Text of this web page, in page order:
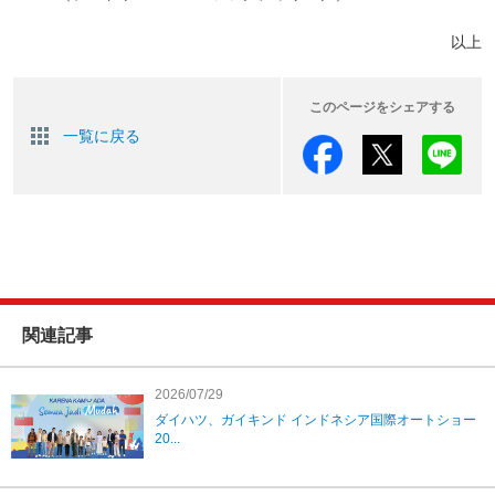
以上
一覧に戻る
このページをシェアする
関連記事
2026/07/29
ダイハツ、ガイキンド インドネシア国際オートショー
20...